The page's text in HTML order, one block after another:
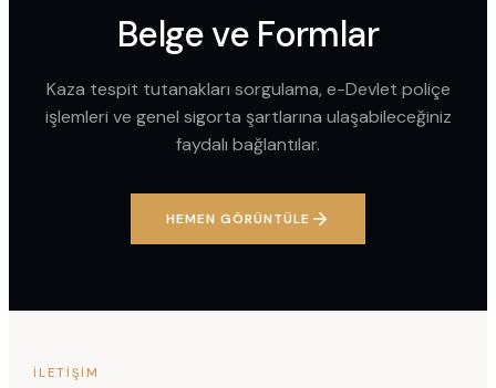
Belge ve Formlar
Kaza tespit tutanakları sorgulama, e-Devlet poliçe
işlemleri ve genel sigorta şartlarına ulaşabileceğiniz
faydalı bağlantılar.
HEMEN GÖRÜNTÜLE
İLETIŞIM